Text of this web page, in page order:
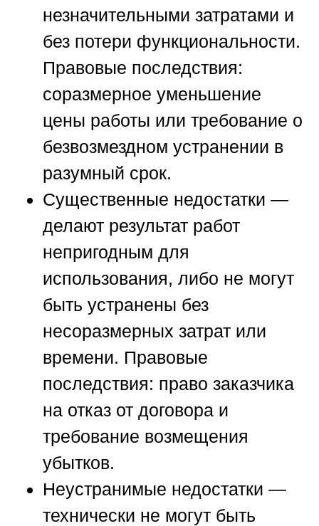
незначительными затратами и
без потери функциональности.
Правовые последствия:
соразмерное уменьшение
цены работы или требование о
безвозмездном устранении в
разумный срок.
Существенные недостатки —
делают результат работ
непригодным для
использования, либо не могут
быть устранены без
несоразмерных затрат или
времени. Правовые
последствия: право заказчика
на отказ от договора и
требование возмещения
убытков.
Неустранимые недостатки —
технически не могут быть